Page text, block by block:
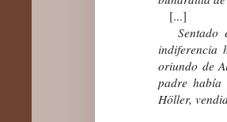
[...]
Sentado
indiferencia
oriundo de
padre había
Höller,